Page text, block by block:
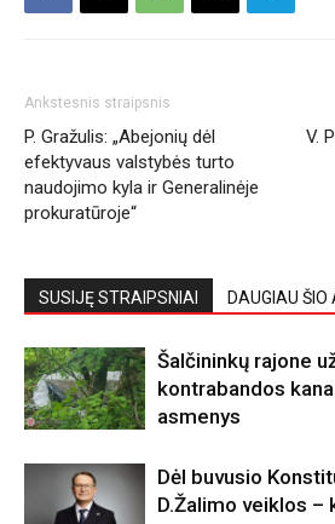
Ankstesnis straipsnis
P. Gražulis: „Abejonių dėl
efektyvaus valstybės turto
naudojimo kyla ir Generalinėje
prokuratūroje“
V.
SUSIJĘ STRAIPSNIAI DAUGIAU
Šalčininkų rajone
kontrabandos
asmenys
Dėl buvusio
D.Žalimo veiklos –